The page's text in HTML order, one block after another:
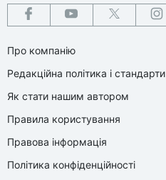
Про компанію
Редакційна політика і стандарти
Як стати нашим автором
Правила користування
Правова інформація
Політика конфіденційності